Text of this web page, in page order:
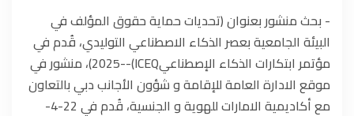
- بحث منشور بعنوان (تحديات حماية حقوق المؤلف في
البيئة الجامعية بعصر الذكاء الاصطناعي التوليدي، قُدم في
مؤتمر ابتكارات الذكاء الإصطناعيICEQ)--2025)، منشور في
موقع الادارة العامة للإقامة و شؤون الأجانب دبي بالتعاون
مع أكاديمية الامارات للهوية و الجنسية، قُدم في 22-4-